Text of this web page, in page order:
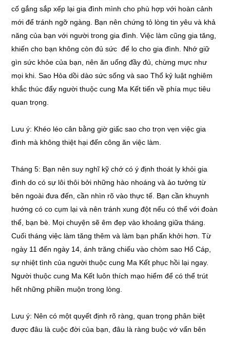
cố gắng sắp xếp lại gia đình mình cho phù hợp với hoàn cảnh
mới để tránh ngỡ ngàng. Bạn nên chứng tỏ lòng tin yêu và khả
năng của bạn với người trong gia đình. Việc làm cũng gia tăng,
khiến cho bạn không còn đủ sức để lo cho gia đình. Nhớ giữ
gìn sức khỏe của bạn, nên ăn uống đầy đủ, chừng mực như
mọi khi. Sao Hỏa dồi dào sức sống và sao Thổ kỷ luật nghiêm
khắc thúc đẩy người thuộc cung Ma Kết tiến về phía mục tiêu
quan trọng.
Lưu ý: Khéo léo cân bằng giờ giấc sao cho trọn vẹn việc gia
đình mà không thiệt hại đến công ăn việc làm.
Tháng 5: Bạn nên suy nghĩ kỹ chớ có ý định thoát ly khỏi gia
đình do có sự lôi thôi bởi những hào nhoáng và ảo tưởng từ
bên ngoài đưa đến, cần nhìn rõ vào thực tế. Bạn cần khuynh
hướng có co cụm lại và nên tránh xung đột nếu có thể với đoàn
thể, bạn bè. Mọi chuyện sẽ êm đẹp vào khoảng giữa tháng.
Cuối tháng việc làm tăng thêm và làm bạn phấn khởi hơn. Từ
ngày 11 đến ngày 14, ánh trăng chiếu vào chòm sao Hổ Cáp,
sự nhiệt tình của người thuộc cung Ma Kết phục hồi lại ngay.
Người thuộc cung Ma Kết luôn thích mạo hiểm để có thể trút
hết những phiền muộn trong lòng.
Lưu ý: Nên có một quyết định rõ ràng, quan trọng phân biệt
được đâu là cuộc đời của bạn, đâu là ràng buộc vớ vẩn bên